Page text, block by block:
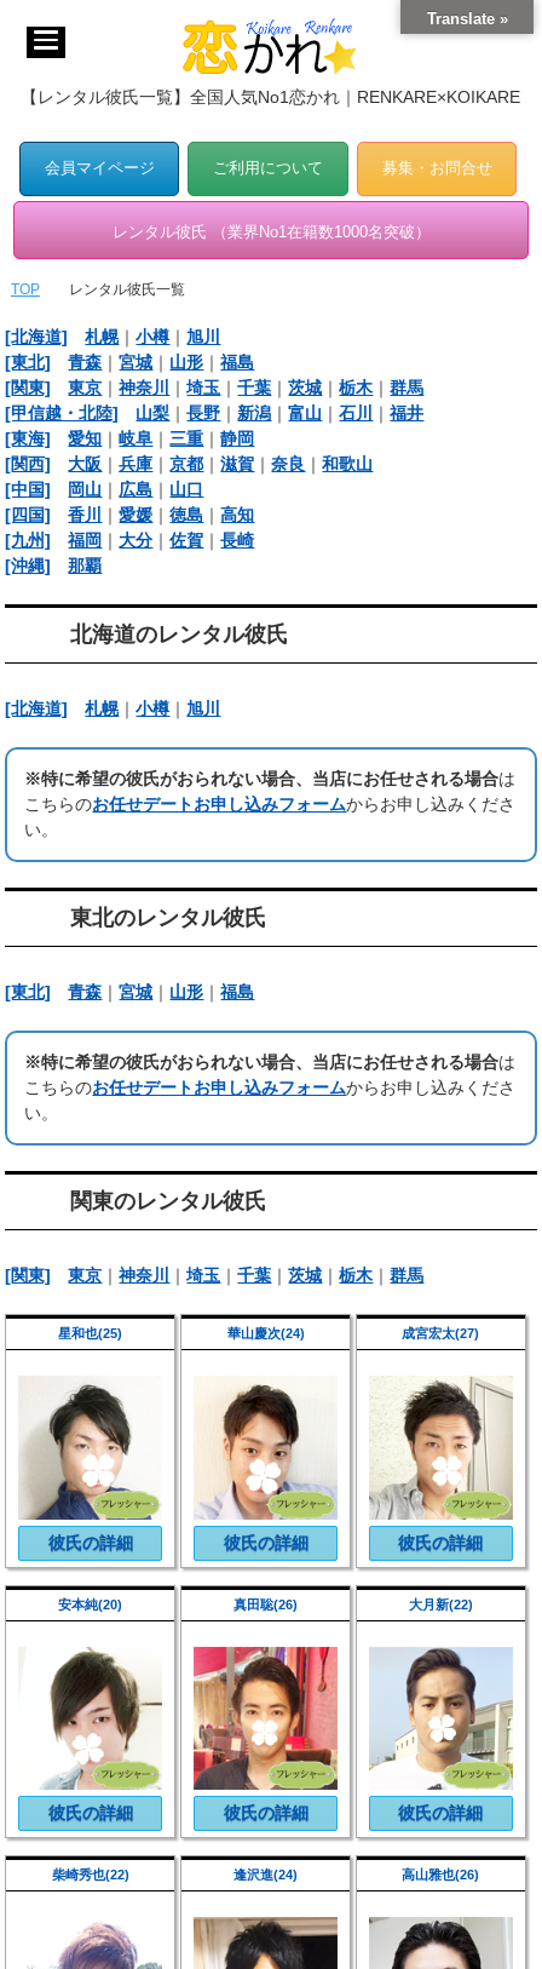
【レンタル彼氏一覧】全国人気No1恋かれ｜RENKARE×KOIKARE
会員マイページ ご利用について 募集・お問合せ
レンタル彼氏 （業界No1在籍数1000名突破）
TOP レンタル彼氏一覧
[北海道] 札幌｜小樽 ｜旭川
[東北]
青森 ｜宮城 ｜ 山形 ｜福島
[関東]
東京 ｜神奈川 ｜埼玉 ｜千葉 ｜茨城 ｜栃木 ｜群馬
[甲信越・北陸]
山梨 ｜長野 ｜新潟 ｜富山 ｜石川 ｜福井
[東海]
愛知 ｜岐阜 ｜三重 ｜静岡
[関西]
大阪 ｜兵庫 ｜京都 ｜滋賀 ｜奈良 ｜和歌山
[中国]
岡山 ｜ 広島 ｜ 山口
[四国]
香川 ｜愛媛 ｜徳島 ｜高知
[九州]
福岡 ｜大分 ｜佐賀 ｜長崎
[沖縄]
那覇
北海道のレンタル彼氏
[北海道] 札幌｜小樽 ｜旭川
※特に希望の彼氏がおられない場合、当店にお任せされる場合は
こちらのお任せデートお申し込みフォームからお申し込みくださ
い。
東北のレンタル彼氏
[東北] 青森 ｜宮城 ｜ 山形 ｜福島
※特に希望の彼氏がおられない場合、当店にお任せされる場合は
こちらのお任せデートお申し込みフォームからお申し込みくださ
い。
関東のレンタル彼氏
[関東] 東京 ｜神奈川 ｜埼玉 ｜千葉 ｜茨城 ｜栃木 ｜群馬
星和也(25)
彼氏の詳細
華山慶次(24)
彼氏の詳細
成宮宏太(27)
彼氏の詳細
安本純(20)
彼氏の詳細
真田聡(26)
彼氏の詳細
大月新(22)
彼氏の詳細
柴崎秀也(22) 逢沢進(24) 高山雅也(26)
Translate »